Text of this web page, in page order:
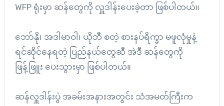
WFP ရုံးမှာ ဆန်တွေကို လှူဒါန်းပေးခဲ့တာ ဖြစ်ပါတယ်။
ဘော်နို၊ အဒါမာဝါ၊ ယိုဘီ စတဲ့ စားနပ်ရိက္ခာ မဖူလုံမှုနဲ့
ရင်ဆိုင်နေရတဲ့ ပြည်နယ်တွေဆီ အဲဒီ ဆန်တွေကို
ဖြန့်ဖြူး ပေးသွားမှာ ဖြစ်ပါတယ်။
ဆန်လှူဒါန်းပွဲ အခမ်းအနားအတွင်း သံအမတ်ကြီးက